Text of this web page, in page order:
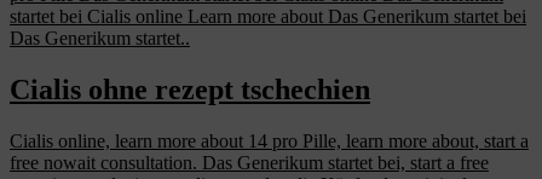
startet bei Cialis online Learn more about Das Generikum startet bei
Das Generikum startet..
Cialis ohne rezept tschechien
Cialis online, learn more about 14 pro Pille, learn more about, start a
free nowait consultation. Das Generikum startet bei, start a free